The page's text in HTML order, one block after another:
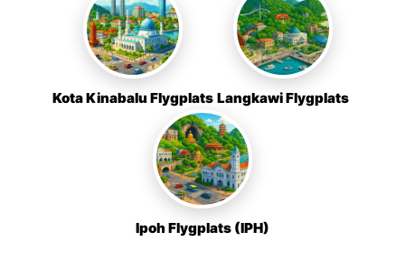
Kota Kinabalu Flygplats Langkawi Flygplats
Ipoh Flygplats (IPH)